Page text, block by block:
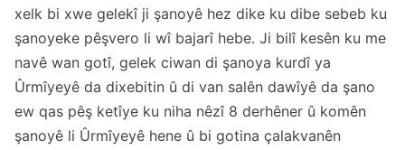
xelk bi xwe gelekî ji şanoyê hez dike ku dibe sebeb ku
şanoyeke pêşvero li wî bajarî hebe. Ji bilî kesên ku me
navê wan gotî, gelek ciwan di şanoya kurdî ya
Ûrmîyeyê da dixebitin û di van salên dawîyê da şano
ew qas pêş ketîye ku niha nêzî 8 derhêner û komên
şanoyê li Ûrmîyeyê hene û bi gotina çalakvanên